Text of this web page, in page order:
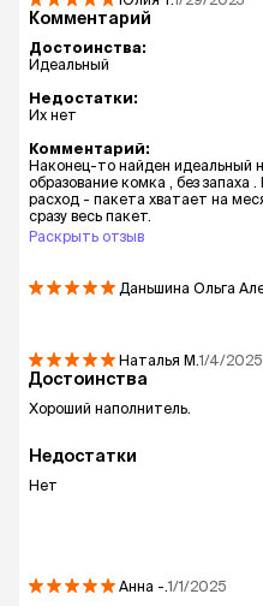
Комментарий
Достоинства:
Идеальный
Недостатки:
Их нет
Комментарий:
Наконец-то найден идеальный
образование комка , без
расход - пакета хватает на
сразу весь пакет.
Раскрыть отзыв
Даньшина Ольга
Наталья М.1/4/2025
Достоинства
Хороший наполнитель.
Недостатки
Нет
Анна -.1/1/2025